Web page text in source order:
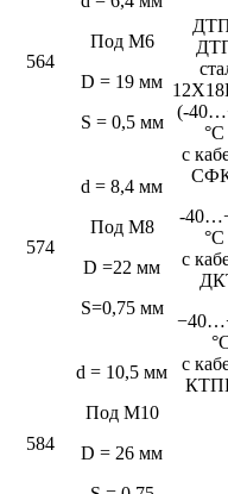
(-
°C
c
-
°C
c
c
564
Под М6
D = 19 мм
S = 0,5 мм
574
d = 8,4 мм
Под М8
D =22 мм
S=0,75 мм
584
d = 10,5 мм
Под М10
D = 26 мм